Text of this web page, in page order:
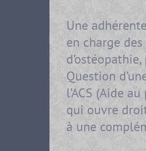
Une
en charge
Question
l’ACS (Aide
qui ouvre
à une